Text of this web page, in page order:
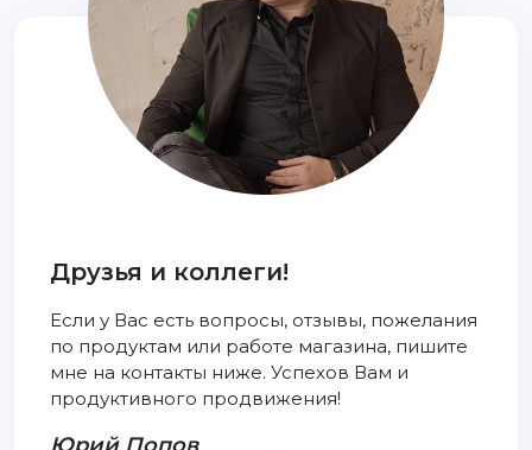
Друзья и коллеги!
Если у Вас есть вопросы, отзывы, пожелания
по продуктам или работе магазина, пишите
мне на контакты ниже. Успехов Вам и
продуктивного продвижения!